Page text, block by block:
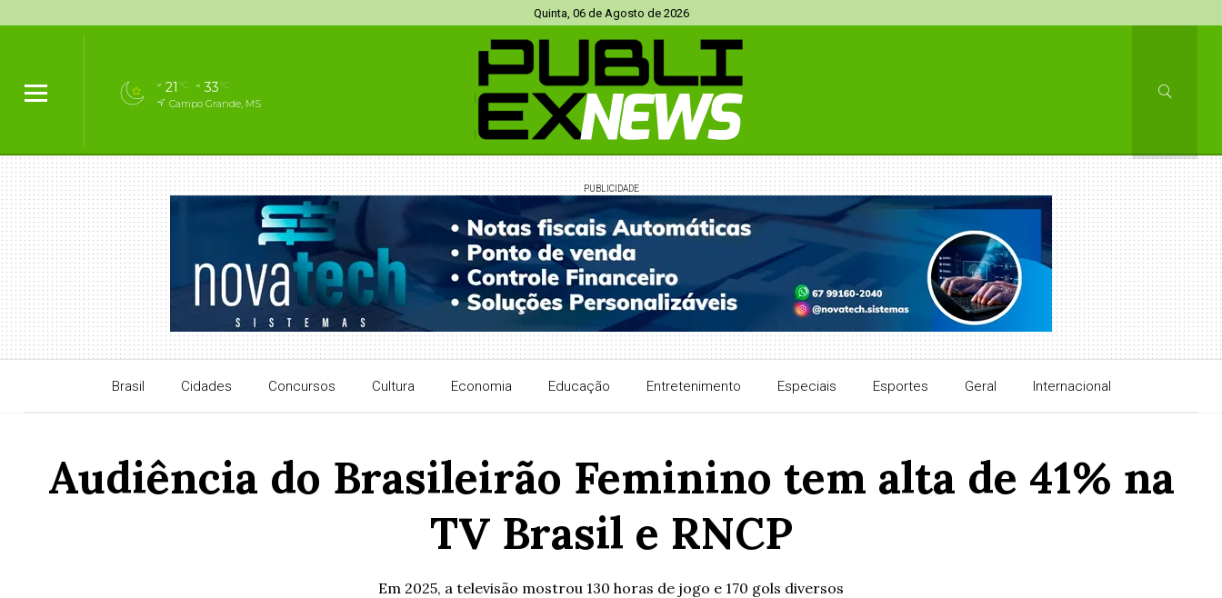
Quinta, 06 de Agosto de 2026
21 °C 33°C
Campo Grande, MS
PUBLICIDADE
Brasil Cidades Concursos Cultura Economia Educação Entretenimento Especiais Esportes Geral Internacional
Audiência do Brasileirão Feminino tem alta de 41% na
TV Brasil e RNCP
Em 2025, a televisão mostrou 130 horas de jogo e 170 gols diversos